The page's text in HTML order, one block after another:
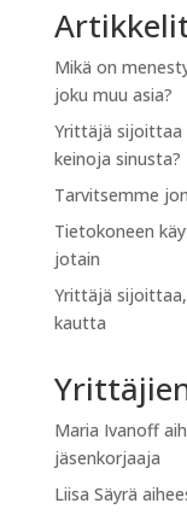
Mikä on
joku muu asia?
Yrittäjä sijoittaa
keinoja sinusta?
Tarvitsemme
Tietokoneen
jotain
Yrittäjä
kautta
Maria Ivanoff
jäsenkorjaaja
Liisa Säyrä